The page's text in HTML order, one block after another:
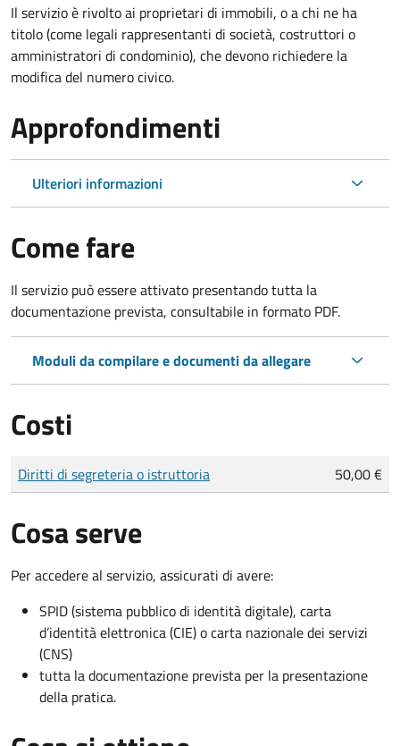
Il servizio è rivolto ai proprietari di immobili, o a chi ne ha
titolo (come legali rappresentanti di società, costruttori o
amministratori di condominio), che devono richiedere la
modifica del numero civico.
Approfondimenti
Ulteriori informazioni
Come fare
Il servizio può essere attivato presentando tutta la
documentazione prevista, consultabile in formato PDF.
Moduli da compilare e documenti da allegare
Costi
Tipo di pagamento
Importo
Diritti di segreteria o istruttoria 50,00 €
Cosa serve
Per accedere al servizio, assicurati di avere:
SPID (sistema pubblico di identità digitale), carta
d’identità elettronica (CIE) o carta nazionale dei servizi
(CNS)
tutta la documentazione prevista per la presentazione
della pratica.